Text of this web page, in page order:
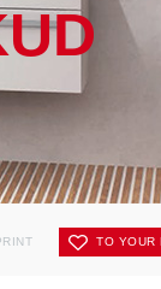
TO YOUR